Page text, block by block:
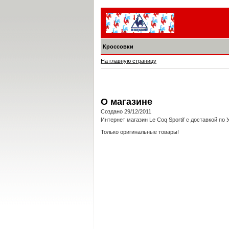
О магазине
Создано 29/12/2011
Интернет магазин Le Coq Sportif с доставкой по
Только оригинальные товары!
Кроссовки
На главную страницу